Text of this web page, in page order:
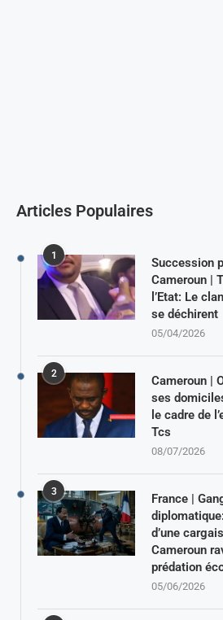
Articles Populaires
1
Succession
Cameroun |
l’Etat: Le
se déchirent
05/04/2026
2
Cameroun |
ses
le cadre de
Tcs
08/07/2026
3
France |
d’une
Cameroun
prédation
05/06/2026